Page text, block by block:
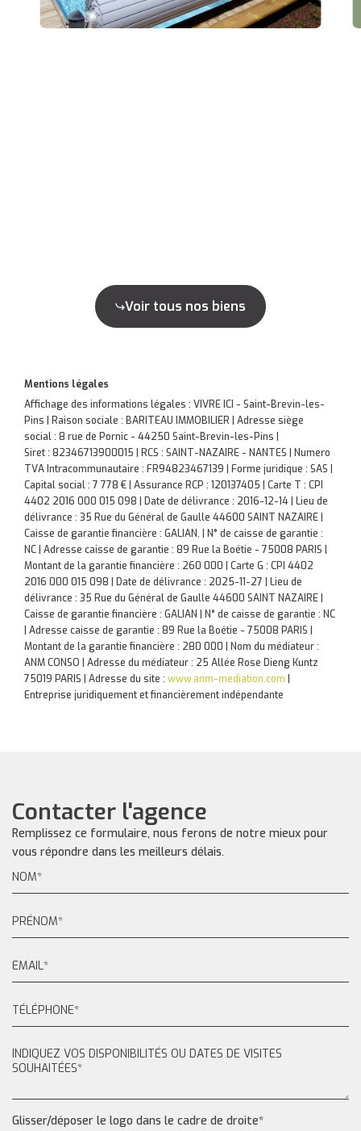
Voir tous nos biens
Mentions légales
Affichage des informations légales : VIVRE ICI - Saint-Brevin-les-
Pins | Raison sociale : BARITEAU IMMOBILIER | Adresse siège
social : 8 rue de Pornic - 44250 Saint-Brevin-les-Pins |
Siret : 82346713900015 | RCS : SAINT-NAZAIRE - NANTES | Numero
TVA Intracommunautaire : FR94823467139 | Forme juridique : SAS |
Capital social : 7 778 € | Assurance RCP : 120137405 | Carte T : CPI
4402 2016 000 015 098 | Date de délivrance : 2016-12-14 | Lieu de
délivrance : 35 Rue du Général de Gaulle 44600 SAINT NAZAIRE |
Caisse de garantie financière : GALIAN. | N° de caisse de garantie :
NC | Adresse caisse de garantie : 89 Rue la Boétie - 75008 PARIS |
Montant de la garantie financière : 260 000 | Carte G : CPI 4402
2016 000 015 098 | Date de délivrance : 2025-11-27 | Lieu de
délivrance : 35 Rue du Général de Gaulle 44600 SAINT NAZAIRE |
Caisse de garantie financière : GALIAN | N° de caisse de garantie : NC
| Adresse caisse de garantie : 89 Rue la Boétie - 75008 PARIS |
Montant de la garantie financière : 280 000 | Nom du médiateur :
ANM CONSO | Adresse du médiateur : 25 Allée Rose Dieng Kuntz
75019 PARIS | Adresse du site : www.anm-mediation.com
Entreprise juridiquement et financièrement indépendante
Contacter l'agence
Remplissez ce formulaire, nous ferons de notre mieux pour
vous répondre dans les meilleurs délais.
Glisser/déposer le logo dans le cadre de droite*